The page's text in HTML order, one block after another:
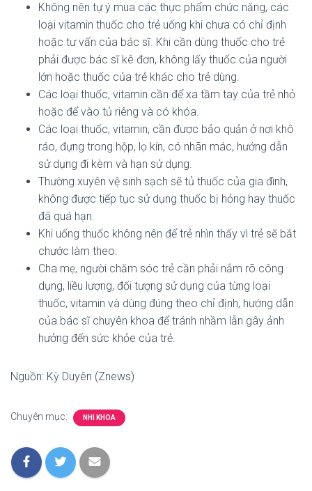
Không nên tự ý mua các thực phẩm chức năng, các
loại vitamin thuốc cho trẻ uống khi chưa có chỉ định
hoặc tư vấn của bác sĩ. Khi cần dùng thuốc cho trẻ
phải được bác sĩ kê đơn, không lấy thuốc của người
lớn hoặc thuốc của trẻ khác cho trẻ dùng.
Các loại thuốc, vitamin cần để xa tầm tay của trẻ nhỏ
hoặc để vào tủ riêng và có khóa.
Các loại thuốc, vitamin, cần được bảo quản ở nơi khô
ráo, đựng trong hộp, lọ kín, có nhãn mác, hướng dẫn
sử dụng đi kèm và hạn sử dụng.
Thường xuyên vệ sinh sạch sẽ tủ thuốc của gia đình,
không được tiếp tục sử dụng thuốc bị hỏng hay thuốc
đã quá hạn.
Khi uống thuốc không nên để trẻ nhìn thấy vì trẻ sẽ bắt
chước làm theo.
Cha mẹ, người chăm sóc trẻ cần phải nắm rõ công
dụng, liều lượng, đối tượng sử dụng của từng loại
thuốc, vitamin và dùng đúng theo chỉ định, hướng dẫn
của bác sĩ chuyên khoa để tránh nhầm lẫn gây ảnh
hưởng đến sức khỏe của trẻ.
Nguồn: Kỳ Duyên (Znews)
Chuyên mục: NHI KHOA